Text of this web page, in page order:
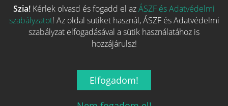
Hasznos linkek
Szia! Kérlek olvasd és fogadd el azÁSZF és Adatvédelmi
szabályzatot! Az oldal sütiket használ, ÁSZF és Adatvédelmi
szabályzat elfogadásával a sütik használatához is
hozzájárulsz!
Elfogadom!